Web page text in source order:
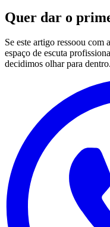
Quer dar o
Se este artigo ressoou
espaço de escuta
decidimos olhar para dentro.